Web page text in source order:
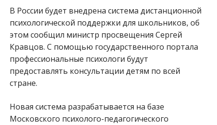
В России будет внедрена система дистанционной
психологической поддержки для школьников, об
этом сообщил министр просвещения Сергей
Кравцов. С помощью государственного портала
профессиональные психологи будут
предоставлять консультации детям по всей
стране.
Новая система разрабатывается на базе
Московского психолого-педагогического